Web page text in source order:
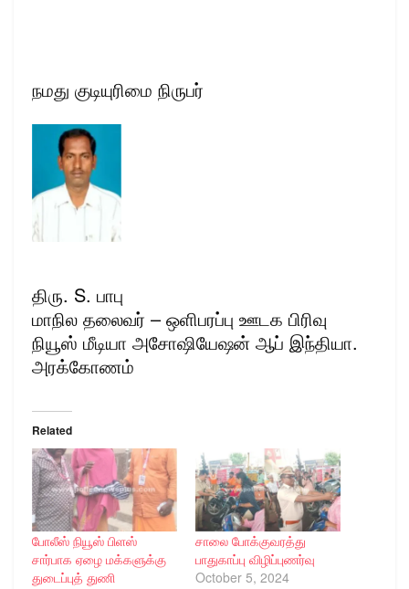
நமது குடியுரிமை நிருபர்
திரு. S. பாபு
மாநில தலைவர் – ஒளிபரப்பு ஊடக பிரிவு
நியூஸ் மீடியா அசோஷியேஷன் ஆப் இந்தியா.
அரக்கோணம்
Related
போலீஸ் நியூஸ் பிளஸ்
சார்பாக ஏழை மக்களுக்கு
துடைப்புத் துணி
சாலை போக்குவரத்து
பாதுகாப்பு விழிப்புணர்வு
October 5, 2024